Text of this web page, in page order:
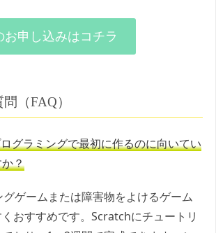
お申し込みはコチラ
（FAQ）
グラミングで最初に作るのに向いてい
？
ゲームまたは障害物をよけるゲーム
おすすめです。Scratchにチュートリ